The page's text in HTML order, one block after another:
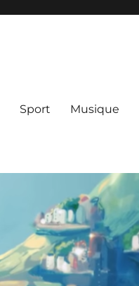
Sport Musique